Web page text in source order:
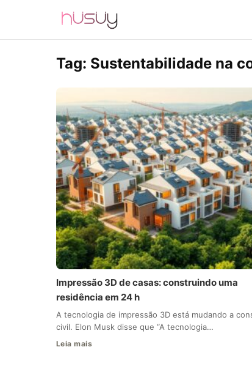
Tag: Sustentabilidade na
Impressão 3D de casas: construindo uma
residência em 24 h
A tecnologia de impressão 3D está mudando a
civil. Elon Musk disse que “A tecnologia…
Leia mais